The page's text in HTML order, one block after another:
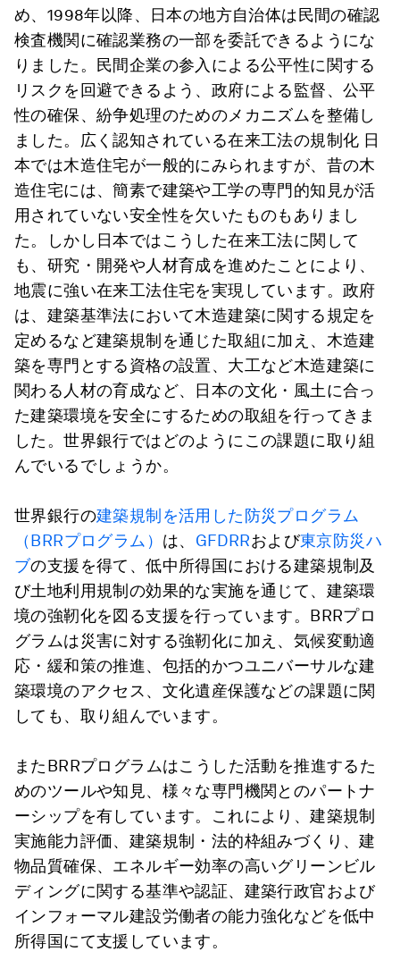
め、1998年以降、日本の地方自治体は民間の確認
検査機関に確認業務の一部を委託できるようにな
りました。民間企業の参入による公平性に関する
リスクを回避できるよう、政府による監督、公平
性の確保、紛争処理のためのメカニズムを整備し
ました。
広く認知されている在来工法の規制化 日
本では木造住宅が一般的にみられますが、昔の木
造住宅には、簡素で建築や工学の専門的知見が活
用されていない安全性を欠いたものもありまし
た。しかし日本ではこうした在来工法に関して
も、研究・開発や人材育成を進めたことにより、
地震に強い在来工法住宅を実現しています。政府
は、建築基準法において木造建築に関する規定を
定めるなど建築規制を通じた取組に加え、木造建
築を専門とする資格の設置、大工など木造建築に
関わる人材の育成など、日本の文化・風土に合っ
た建築環境を安全にするための取組を行ってきま
した。世界銀行ではどのようにこの課題に取り組
んでいるでしょうか。
世界銀行の建築規制を活用した防災プログラム
（BRRプログラム） は、 GFDRRおよび東京防災ハ
ブの支援を得て、低中所得国における建築規制及
び土地利用規制の効果的な実施を通じて、建築環
境の強靭化を図る支援を行っています。BRRプロ
グラムは災害に対する強靭化に加え、気候変動適
応・緩和策の推進、包括的かつユニバーサルな建
築環境のアクセス、文化遺産保護などの課題に関
しても、取り組んでいます。
またBRRプログラムはこうした活動を推進するた
めのツールや知見、様々な専門機関とのパートナ
ーシップを有しています。これにより、建築規制
実施能力評価、建築規制・法的枠組みづくり、建
物品質確保、エネルギー効率の高いグリーンビル
ディングに関する基準や認証、建築行政官および
インフォーマル建設労働者の能力強化などを低中
所得国にて支援しています。